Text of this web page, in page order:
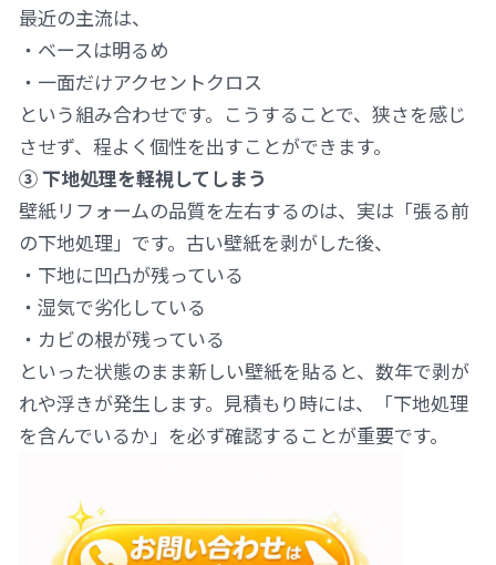
最近の主流は、
・ベースは明るめ
・一面だけアクセントクロス
という組み合わせです。こうすることで、狭さを感じ
させず、程よく個性を出すことができます。
③ 下地処理を軽視してしまう
壁紙リフォームの品質を左右するのは、実は「張る前
の下地処理」です。古い壁紙を剥がした後、
・下地に凹凸が残っている
・湿気で劣化している
・カビの根が残っている
といった状態のまま新しい壁紙を貼ると、数年で剥が
れや浮きが発生します。見積もり時には、「下地処理
を含んでいるか」を必ず確認することが重要です。